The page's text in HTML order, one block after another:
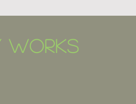
Works